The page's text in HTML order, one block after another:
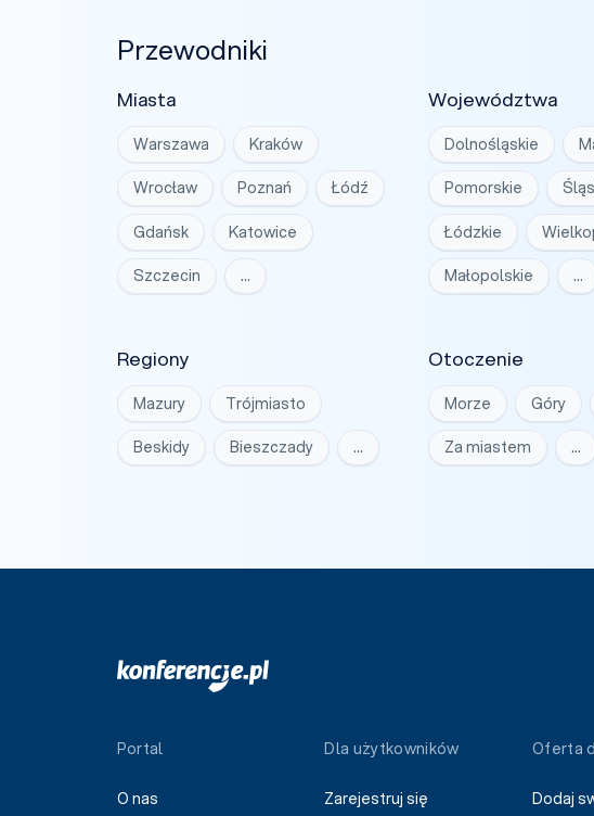
Przewodniki
Miasta
Warszawa Kraków
Wrocław Poznań Łódź
Gdańsk Katowice
Szczecin …
Województwa
Dolnośląskie
Pomorskie
Łódzkie
Małopolskie …
Regiony
Mazury Trójmiasto
Beskidy Bieszczady …
Otoczenie
Morze Góry
Za miastem …
Portal
O nas
Dla użytkowników
Zarejestruj się
Oferta
Dodaj